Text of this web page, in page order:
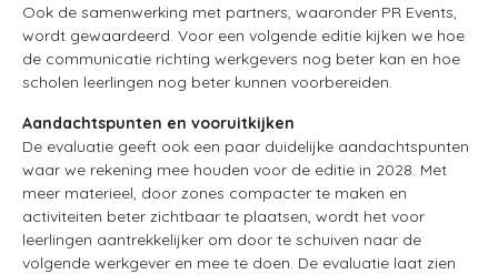
Ook de samenwerking met partners, waaronder PR Events,
wordt gewaardeerd. Voor een volgende editie kijken we hoe
de communicatie richting werkgevers nog beter kan en hoe
scholen leerlingen nog beter kunnen voorbereiden.
Aandachtspunten en vooruitkijken
De evaluatie geeft ook een paar duidelijke aandachtspunten
waar we rekening mee houden voor de editie in 2028. Met
meer materieel, door zones compacter te maken en
activiteiten beter zichtbaar te plaatsen, wordt het voor
leerlingen aantrekkelijker om door te schuiven naar de
volgende werkgever en mee te doen. De evaluatie laat zien